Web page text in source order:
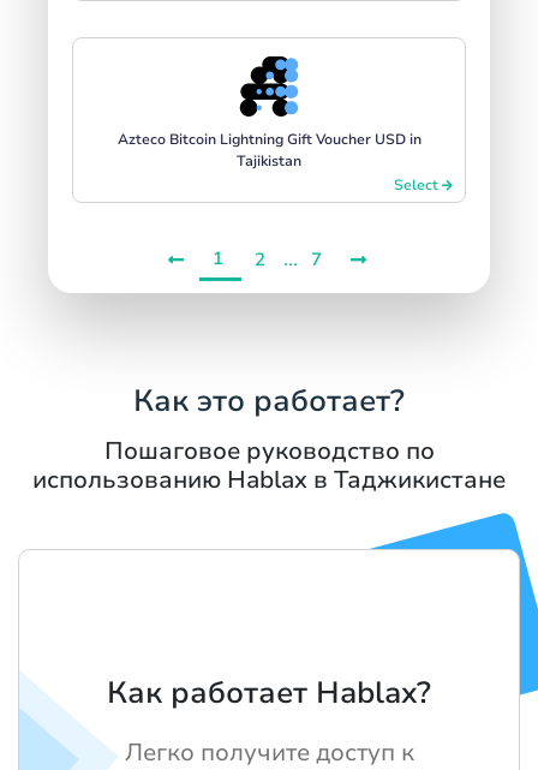
Azteco Bitcoin Lightning Gift Voucher USD in
Tajikistan
Select
1 2 ... 7
Как это работает?
Пошаговое руководство по
использованию Hablax в Таджикистане
Как работает Hablax?
Легко получите доступ к